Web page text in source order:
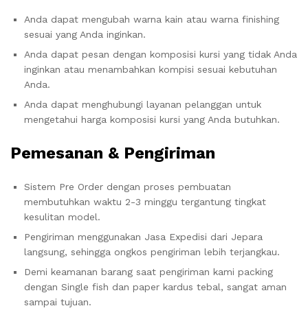
Anda dapat mengubah warna kain atau warna finishing
sesuai yang Anda inginkan.
Anda dapat pesan dengan komposisi kursi yang tidak Anda
inginkan atau menambahkan kompisi sesuai kebutuhan
Anda.
Anda dapat menghubungi layanan pelanggan untuk
mengetahui harga komposisi kursi yang Anda butuhkan.
Pemesanan & Pengiriman
Sistem Pre Order dengan proses pembuatan
membutuhkan waktu 2-3 minggu tergantung tingkat
kesulitan model.
Pengiriman menggunakan Jasa Expedisi dari Jepara
langsung, sehingga ongkos pengiriman lebih terjangkau.
Demi keamanan barang saat pengiriman kami packing
dengan Single fish dan paper kardus tebal, sangat aman
sampai tujuan.